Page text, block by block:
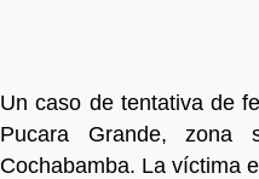
Un caso de tentativa de
Pucara Grande,
Cochabamba. La víctima